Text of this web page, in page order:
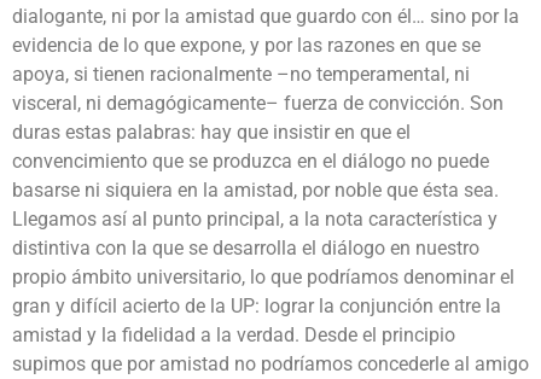
dialogante, ni por la amistad que guardo con él… sino por la
evidencia de lo que expone, y por las razones en que se
apoya, si tienen racionalmente –no temperamental, ni
visceral, ni demagógicamente– fuerza de convicción. Son
duras estas palabras: hay que insistir en que el
convencimiento que se produzca en el diálogo no puede
basarse ni siquiera en la amistad, por noble que ésta sea.
Llegamos así al punto principal, a la nota característica y
distintiva con la que se desarrolla el diálogo en nuestro
propio ámbito universitario, lo que podríamos denominar el
gran y difícil acierto de la UP: lograr la conjunción entre la
amistad y la fidelidad a la verdad. Desde el principio
supimos que por amistad no podríamos concederle al amigo